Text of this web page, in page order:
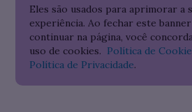
Eles são usados para aprimorar a
experiência. Ao fechar este
continuar na página, você
uso de cookies. Política de
Política de Privacidade.